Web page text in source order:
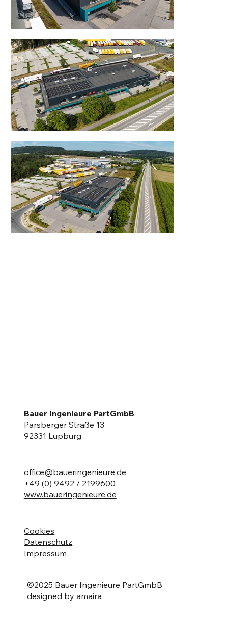
Bauer Ingenieure PartGmbB
Parsberger Straße 13
92331 Lupburg
office@baueringenieure.de
+49 (0) 9492 / 2199600
www.baueringenieure.de
Cookies
Datenschutz
Impressum
©2025 Bauer Ingenieure PartGmbB
designed by amaira